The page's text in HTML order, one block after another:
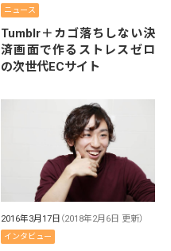
ニュース
Tumblr＋カゴ落ちしない決
済画面で作るストレスゼロ
の次世代ECサイト
2016年3月17日 （2018年2月6日 更新）
インタビュー